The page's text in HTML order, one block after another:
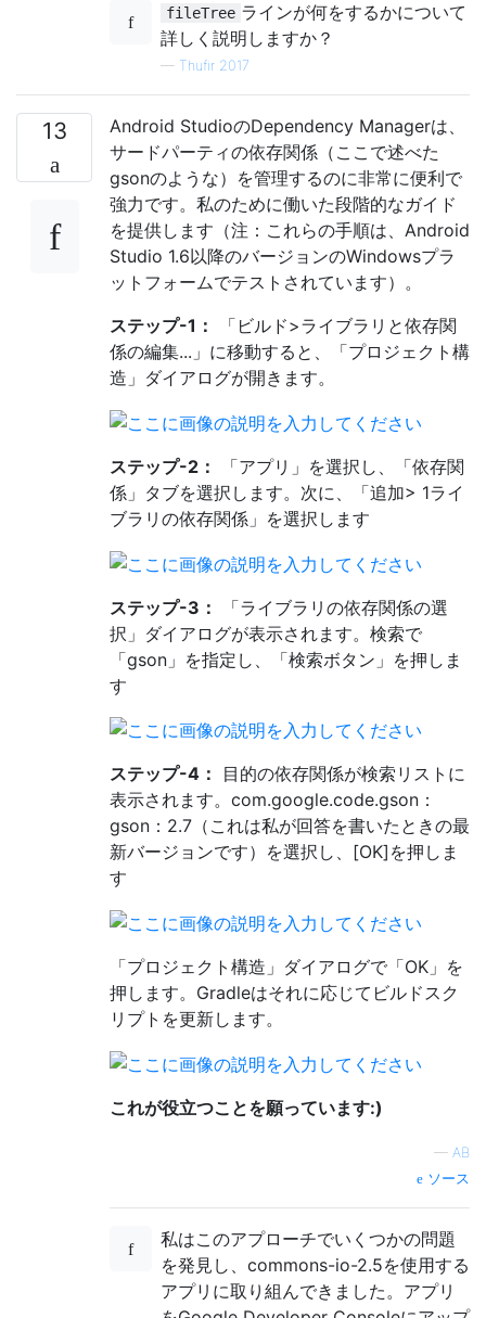
fileTree ラインが何をするかについて
詳しく説明しますか？
— Thufir 2017
13
Android StudioのDependency Managerは、
サードパーティの依存関係（ここで述べた
gsonのような）を管理するのに非常に便利で
強力です。私のために働いた段階的なガイド
を提供します（注：これらの手順は、Android
Studio 1.6以降のバージョンのWindowsプラ
ットフォームでテストされています）。
ステップ-1：
「ビルド>ライブラリと依存関
係の編集...」に移動すると、「プロジェクト構
造」ダイアログが開きます。
ステップ-2：
「アプリ」を選択し、「依存関
係」タブを選択します。次に、「追加> 1ライ
ブラリの依存関係」を選択します
ステップ-3：
「ライブラリの依存関係の選
択」ダイアログが表示されます。検索で
「gson」を指定し、「検索ボタン」を押しま
す
ステップ-4：
目的の依存関係が検索リストに
表示されます。com.google.code.gson：
gson：2.7（これは私が回答を書いたときの最
新バージョンです）を選択し、[OK]を押しま
す
「プロジェクト構造」ダイアログで「OK」を
押します。Gradleはそれに応じてビルドスク
リプトを更新します。
これが役立つことを願っています:)
— AB
ソース
私はこのアプローチでいくつかの問題
を発見し、commons-io-2.5を使用する
アプリに取り組んできました。アプリ